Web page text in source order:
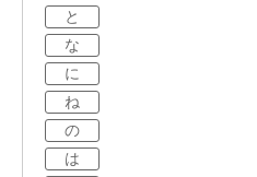
と
な
に
ね
の
は